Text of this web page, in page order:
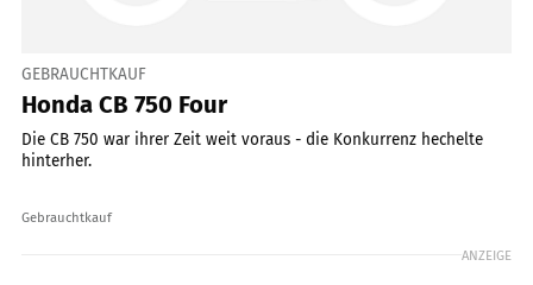
GEBRAUCHTKAUF
Honda CB 750 Four
Die CB 750 war ihrer Zeit weit voraus - die Konkurrenz hechelte
hinterher.
Gebrauchtkauf
ANZEIGE